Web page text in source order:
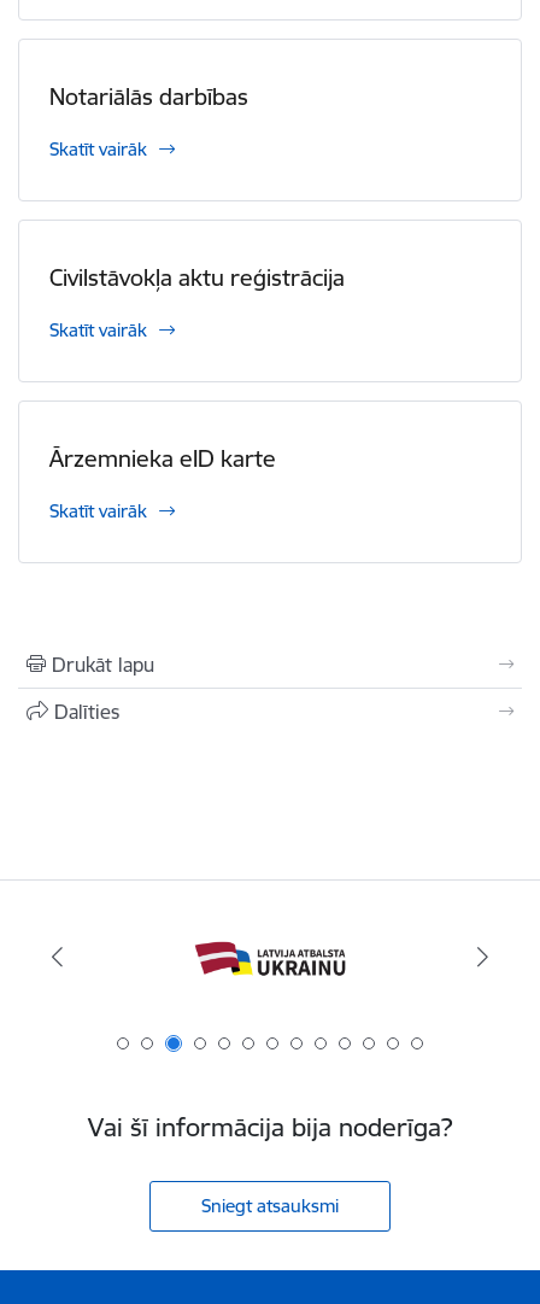
Notariālās darbības
Skatīt vairāk
Civilstāvokļa aktu reģistrācija
Skatīt vairāk
Ārzemnieka eID karte
Skatīt vairāk
Drukāt lapu
Dalīties
Vai šī informācija bija noderīga?
Sniegt atsauksmi